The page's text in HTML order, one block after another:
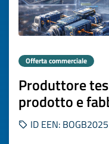
Offerta commerciale
Produttore
prodotto e
ID EEN: